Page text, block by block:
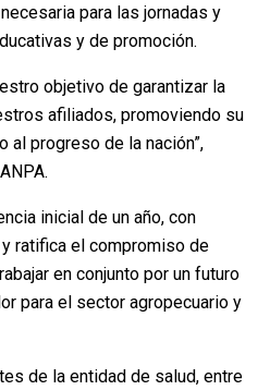
para las jornadas y
y de promoción.
objetivo de garantizar la
afiliados, promoviendo su
al progreso de la nación”,
inicial de un año, con
ratifica el compromiso de
en conjunto por un futuro
para el sector agropecuario y
de la entidad de salud, entre